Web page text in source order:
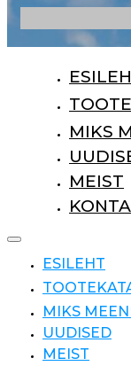
MIKS
MEIST
ESILEHT
MIKS
UUDISED
MEIST